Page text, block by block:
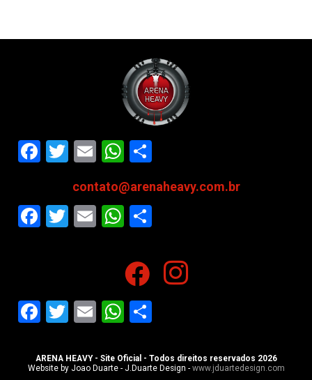
Facebook
Twitter
EmailWhatsApp
contato@arenaheavy.com.br
Facebook
Twitter
EmailWhatsApp
Facebook
Twitter
EmailWhatsApp
ARENA HEAVY - Site Oficial - Todos direitos reservados 2026
Website by Joao Duarte - J.Duarte Design - www.jduartedesign.com